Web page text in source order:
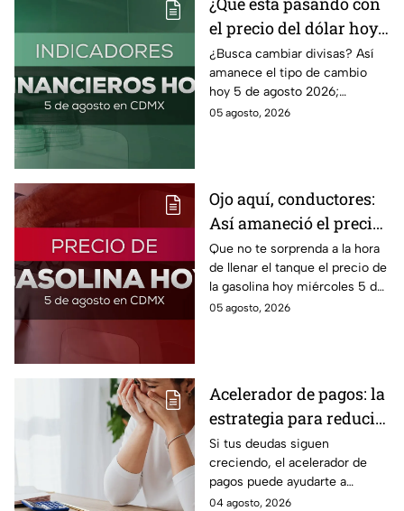
el precio del dólar hoy
miércoles 5 de agosto
2026?
¿Busca cambiar divisas? Así
amanece el tipo de cambio
hoy 5 de agosto 2026;
consulta el precio del dólar
05 agosto, 2026
Ojo aquí, conductores:
Así amaneció el precio
de la gasolina HOY
Que no te sorprenda a la hora
de llenar el tanque el precio de
la gasolina hoy miércoles 5 de
agosto 2026; aquí te dejamos
05 agosto, 2026
Acelerador de pagos: la
estrategia para reducir
tus deudas más rápido
y recuperar el control
de tus finanzas
Si tus deudas siguen
creciendo, el acelerador de
pagos puede ayudarte a
ordenar tus finanzas, priorizar
04 agosto, 2026